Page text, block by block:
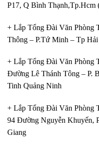
P17, Q Bình Thạnh,Tp.Hcm
+ Lắp Tổng Đài Văn Phòng
Thông – P.Tứ Minh – Tp
+ Lắp Tổng Đài Văn Phòng
Đường Lê Thánh Tông – P.
Tinh Quảng Ninh
+ Lắp Tổng Đài Văn Phòng
94 Đường Nguyễn Khuyến,
Giang